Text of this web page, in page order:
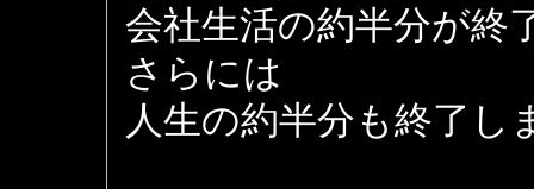
会社生活の約半分が終
さらには
人生の約半分も終了し